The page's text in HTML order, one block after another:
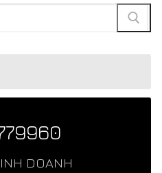
DOANH